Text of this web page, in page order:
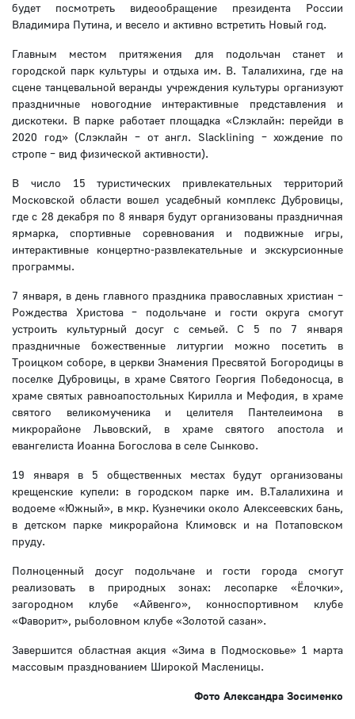
будет посмотреть видеообращение президента России
Владимира Путина, и весело и активно встретить Новый год.
Главным местом притяжения для подольчан станет и
городской парк культуры и отдыха им. В. Талалихина, где на
сцене танцевальной веранды учреждения культуры организуют
праздничные новогодние интерактивные представления и
дискотеки. В парке работает площадка «Слэклайн: перейди в
2020 год» (Слэклайн – от англ. Slacklining – хождение по
стропе – вид физической активности).
В число 15 туристических привлекательных территорий
Московской области вошел усадебный комплекс Дубровицы,
где с 28 декабря по 8 января будут организованы праздничная
ярмарка, спортивные соревнования и подвижные игры,
интерактивные концертно-развлекательные и экскурсионные
программы.
7 января, в день главного праздника православных христиан –
Рождества Христова – подольчане и гости округа смогут
устроить культурный досуг с семьей. С 5 по 7 января
праздничные божественные литургии можно посетить в
Троицком соборе, в церкви Знамения Пресвятой Богородицы в
поселке Дубровицы, в храме Святого Георгия Победоносца, в
храме святых равноапостольных Кирилла и Мефодия, в храме
святого великомученика и целителя Пантелеимона в
микрорайоне Львовский, в храме святого апостола и
евангелиста Иоанна Богослова в селе Сынково.
19 января в 5 общественных местах будут организованы
крещенские купели: в городском парке им. В.Талалихина и
водоеме «Южный», в мкр. Кузнечики около Алексеевских бань,
в детском парке микрорайона Климовск и на Потаповском
пруду.
Полноценный досуг подольчане и гости города смогут
реализовать в природных зонах: лесопарке «Ёлочки»,
загородном клубе «Айвенго», конноспортивном клубе
«Фаворит», рыболовном клубе «Золотой сазан».
Завершится областная акция «Зима в Подмосковье» 1 марта
массовым празднованием Широкой Масленицы.
Фото Александра Зосименко